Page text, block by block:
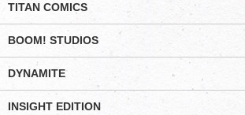
TITAN COMICS
BOOM! STUDIOS
DYNAMITE
INSIGHT EDITION